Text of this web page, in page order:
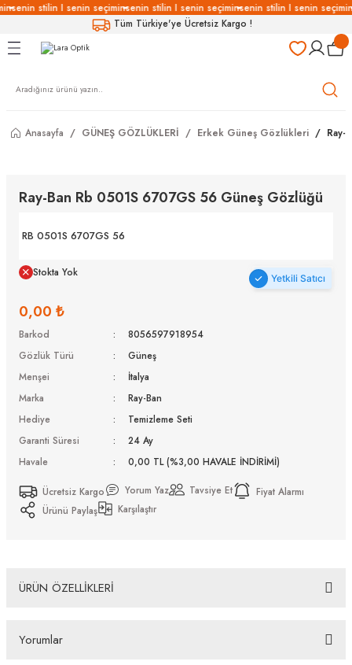
senin stilin I senin seçiminsenin stilin I senin seçiminsenin stilin I senin seçimin
Tüm Türkiye'ye Ücretsiz Kargo !
Geri Dön
Geri Dön
Geri Dön
Geri Dön
Anasayfa GÜNEŞ GÖZLÜKLERİ Erkek Güneş Gözlükleri Ray-
Ray-Ban Rb 0501S 6707GS 56 Güneş Gözlüğü
RB 0501S 6707GS 56
Stokta Yok Yetkili Satıcı
0,00 ₺
Barkod
8056597918954
Gözlük Türü
Güneş
Menşei
İtalya
Marka
Ray-Ban
Hediye
Temizleme Seti
Garanti Süresi
24 Ay
Havale
0,00 TL (%3,00 HAVALE İNDİRİMİ)
Ücretsiz Kargo Yorum Yaz Tavsiye Et
Fiyat Alarmı
Ürünü Paylaş
Karşılaştır
ÜRÜN ÖZELLİKLERİ
Yorumlar